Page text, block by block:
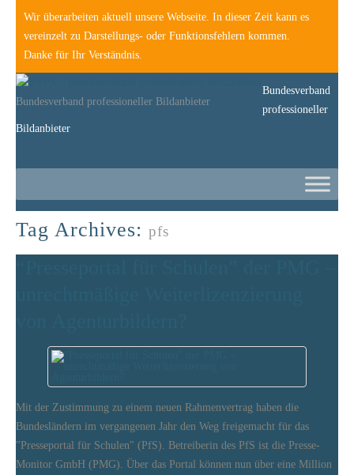
Wir überarbeiten aktuell unsere Webseite. In dieser Zeit kann es
vereinzelt zu Darstellungs- oder Funktionsfehlern kommen.
Danke für Ihr Verständnis.
Bundesverband professioneller Bildanbieter
Bundesverband
professioneller
Bildanbieter
Tag Archives: pfs
Mit der Zustimmung zu einem neuen Rahmenvertrag haben die
Bundesländern im vergangenen Jahr den Weg freigemacht für das
"Presseportal für Schulen" (PfS). Betreiberin des PfS ist die Presse-
Monitor GmbH (PMG). Über das Portal können nun über eine Million